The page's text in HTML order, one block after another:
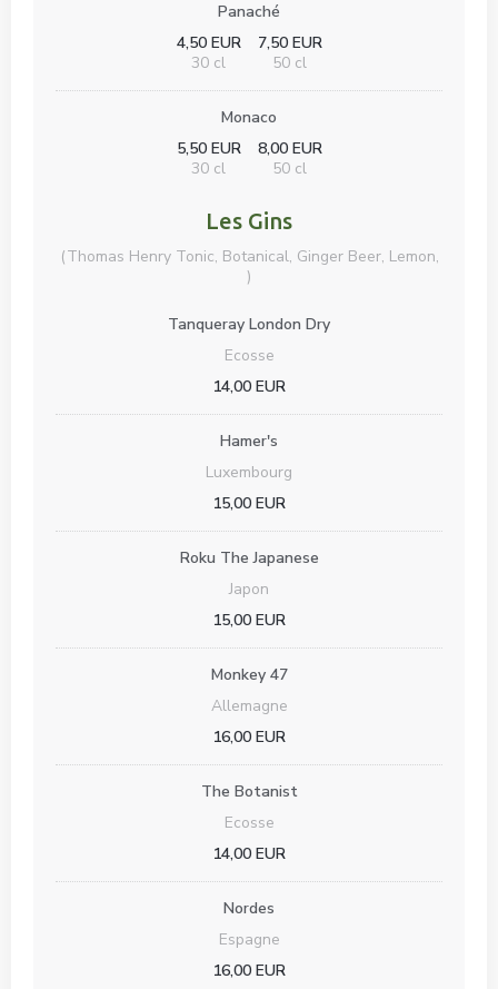
Panaché
4,50 EUR
30 cl
7,50 EUR
50 cl
Monaco
5,50 EUR
30 cl
8,00 EUR
50 cl
Les Gins
(Thomas Henry Tonic, Botanical, Ginger Beer, Lemon,
)
Tanqueray London Dry
Ecosse
14,00 EUR
Hamer's
Luxembourg
15,00 EUR
Roku The Japanese
Japon
15,00 EUR
Monkey 47
Allemagne
16,00 EUR
The Botanist
Ecosse
14,00 EUR
Nordes
Espagne
16,00 EUR